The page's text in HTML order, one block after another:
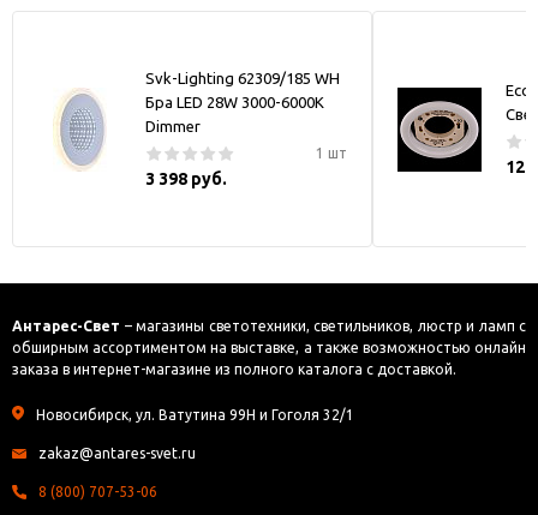
Svk-Lighting 62309/185 WH
Бра LED 28W 3000-6000K
Dimmer
1 шт
3 398 руб.
Антарес-Свет – магазины светотехники, светильников, люстр и ламп с
обширным ассортиментом на выставке, а также возможностью онлайн
заказа в интернет-магазине из полного каталога с доставкой.
Новосибирск, ул. Ватутина 99Н и Гоголя 32/1
zakaz@antares-svet.ru
8 (800) 707-53-06